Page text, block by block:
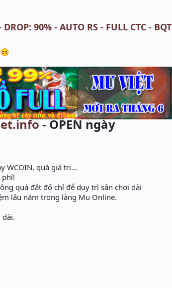
90% - AUTO RS - FULL CTC - BQT
- OPEN ngày
WCOIN, quà giá trị...
phí!
quá đắt đỏ chỉ để duy trì sân chơi dài
lâu năm trong làng Mu Online.
dài.